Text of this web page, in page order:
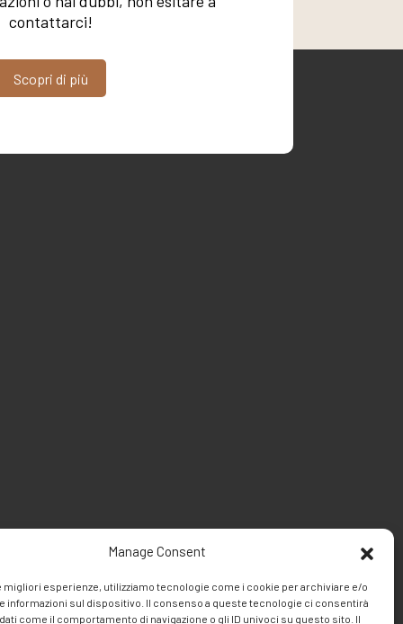
Manage Consent
migliori esperienze, utilizziamo tecnologie come i cookie per archiviare e/o
informazioni sul dispositivo. Il consenso a queste tecnologie ci consentirà
come il comportamento di navigazione o gli ID univoci su questo sito. Il
contattarci!
Scopri di più